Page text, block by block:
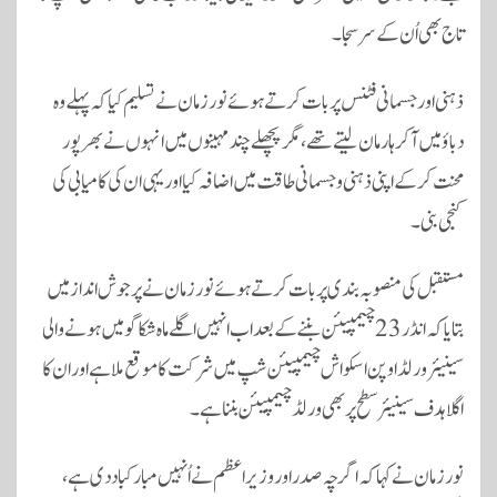
تاج بھی اُن کے سر سجا۔
ذہنی اور جسمانی فٹنس پر بات کرتے ہوئے نور زمان نے تسلیم کیا کہ پہلے وہ
دباؤ میں آ کر ہار مان لیتے تھے، مگر پچھلے چند مہینوں میں انہوں نے بھرپور
محنت کر کے اپنی ذہنی و جسمانی طاقت میں اضافہ کیا اور یہی ان کی کامیابی کی
کنجی بنی۔
مستقبل کی منصوبہ بندی پر بات کرتے ہوئے نور زمان نے پرجوش انداز میں
بتایا کہ انڈر 23 چیمپیئن بننے کے بعد اب انہیں اگلے ماہ شکاگو میں ہونے والی
سینیئر ورلڈ اوپن اسکواش چیمپیئن شپ میں شرکت کا موقع ملا ہے اور ان کا
اگلا ہدف سینیئر سطح پر بھی ورلڈ چیمپیئن بننا ہے۔
نور زمان نے کہا کہ اگرچہ صدر اور وزیراعظم نے اُنہیں مبارکباد دی ہے،